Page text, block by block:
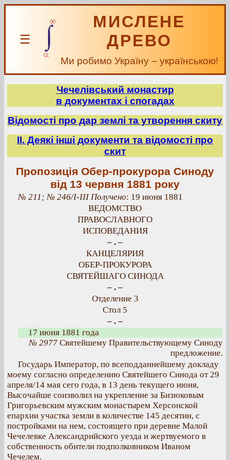
☰
МИСЛЕНЕ
ДРЕВО
Ми робимо Україну – українською!
Чечелівський монастир
в документах і спогадах
Відомості про дар землі та утворення скиту
ІІ. Деякі інші документи та відомості про
скит
Пропозиція Обер-прокурора Синоду
від 13 червня 1881 року
№ 211; № 246/І-ІІІ Получено: 19 июня 1881
ВЕДОМСТВО
ПРАВОСЛАВНОГО
ИСПОВЕДАНИЯ
– . –
КАНЦЕЛЯРИЯ
ОБЕР-ПРОКУРОРА
СВЯТЕЙШАГО СИНОДА
– . –
Отделение 3
Стол 5
– . –
17 июня 1881 года
№ 2977 Святейшему Правительствующему Синоду
предложение.
Государь Император, по всеподданнейшему докладу
моему согласно определению Святейшего Синода от 29
апреля/14 мая сего года, в 13 день текущего июня,
Высочайше соизволил на укрепление за Бизюковым
Григорьевским мужским монастырем Херсонской
епархии участка земли в количестве 145 десятин, с
постройками на нем, состоящего при деревне Малой
Чечелевке Александрийского уезда и жертвуемого в
собственность обители подполковником Иваном
Чечелем.